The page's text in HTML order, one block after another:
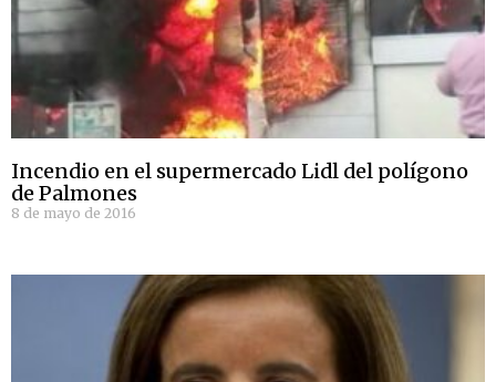
Incendio en el supermercado Lidl del polígono
de Palmones
8 de mayo de 2016